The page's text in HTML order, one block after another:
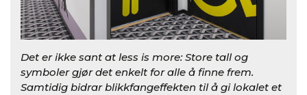
Det er ikke sant at less is more: Store tall og
symboler gjør det enkelt for alle å finne frem.
Samtidig bidrar blikkfangeffekten til å gi lokalet et